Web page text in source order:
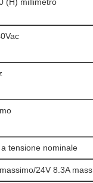
tensione nominale
24V 8.3A